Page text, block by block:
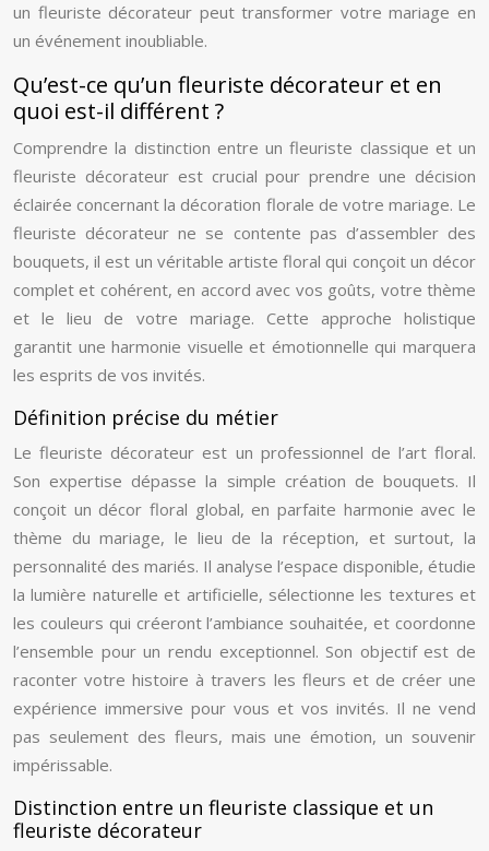
un fleuriste décorateur peut transformer votre mariage en
un événement inoubliable.
Qu’est-ce qu’un fleuriste décorateur et en
quoi est-il différent ?
Comprendre la distinction entre un fleuriste classique et un
fleuriste décorateur est crucial pour prendre une décision
éclairée concernant la décoration florale de votre mariage. Le
fleuriste décorateur ne se contente pas d’assembler des
bouquets, il est un véritable artiste floral qui conçoit un décor
complet et cohérent, en accord avec vos goûts, votre thème
et le lieu de votre mariage. Cette approche holistique
garantit une harmonie visuelle et émotionnelle qui marquera
les esprits de vos invités.
Définition précise du métier
Le fleuriste décorateur est un professionnel de l’art floral.
Son expertise dépasse la simple création de bouquets. Il
conçoit un décor floral global, en parfaite harmonie avec le
thème du mariage, le lieu de la réception, et surtout, la
personnalité des mariés. Il analyse l’espace disponible, étudie
la lumière naturelle et artificielle, sélectionne les textures et
les couleurs qui créeront l’ambiance souhaitée, et coordonne
l’ensemble pour un rendu exceptionnel. Son objectif est de
raconter votre histoire à travers les fleurs et de créer une
expérience immersive pour vous et vos invités. Il ne vend
pas seulement des fleurs, mais une émotion, un souvenir
impérissable.
Distinction entre un fleuriste classique et un
fleuriste décorateur